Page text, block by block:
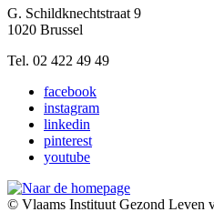
G. Schildknechtstraat 9
1020 Brussel
Tel. 02 422 49 49
facebook
instagram
linkedin
pinterest
youtube
© Vlaams Instituut Gezond Leven